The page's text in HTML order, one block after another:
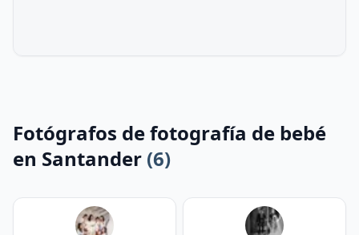
Fotógrafos de fotografía de bebé
en Santander (6)